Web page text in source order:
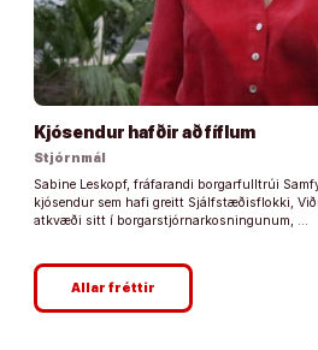
Kjósendur hafðir að fíflum
Stjórnmál
Sabine Leskopf, fráfarandi borgarfulltrúi
kjósendur sem hafi greitt Sjálfstæðisflokki,
atkvæði sitt í borgarstjórnarkosningunum, …
Allar fréttir